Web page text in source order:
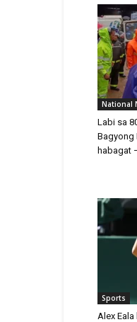
National
Labi sa
Bagyong
habagat
Sports
Alex